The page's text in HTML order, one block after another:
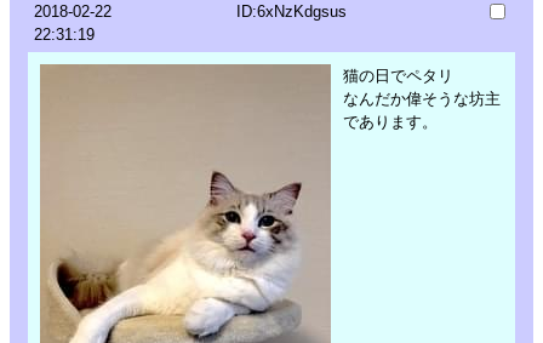
2018-02-22
22:31:19
ID:6xNzKdgsus
猫の日でペタリ
なんだか偉そうな坊主
であります。